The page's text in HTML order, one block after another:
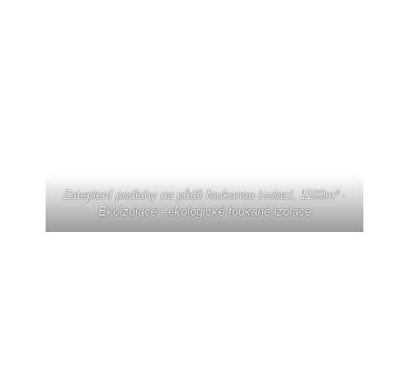
Zateplení podlahy na půdě foukanou izolací, 1100m² -
Ekoizolace - ekologické foukané izolace